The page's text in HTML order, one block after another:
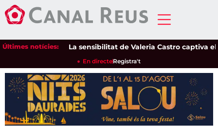
Últimes notícies:La sensibilitat de Valeria Castro captiva el
En directeRegistra't